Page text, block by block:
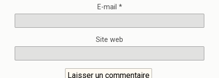
E-mail *
Site web